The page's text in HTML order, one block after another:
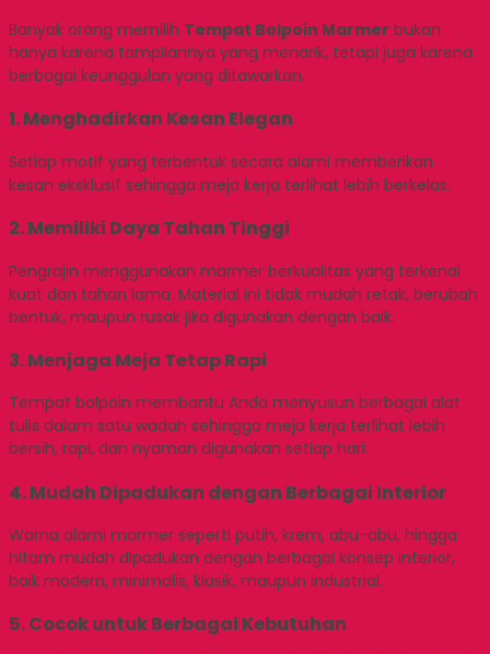
Banyak orang memilih Tempat Bolpoin Marmer bukan
hanya karena tampilannya yang menarik, tetapi juga karena
berbagai keunggulan yang ditawarkan.
1. Menghadirkan Kesan Elegan
Setiap motif yang terbentuk secara alami memberikan
kesan eksklusif sehingga meja kerja terlihat lebih berkelas.
2. Memiliki Daya Tahan Tinggi
Pengrajin menggunakan marmer berkualitas yang terkenal
kuat dan tahan lama. Material ini tidak mudah retak, berubah
bentuk, maupun rusak jika digunakan dengan baik.
3. Menjaga Meja Tetap Rapi
Tempat bolpoin membantu Anda menyusun berbagai alat
tulis dalam satu wadah sehingga meja kerja terlihat lebih
bersih, rapi, dan nyaman digunakan setiap hari.
4. Mudah Dipadukan dengan Berbagai Interior
Warna alami marmer seperti putih, krem, abu-abu, hingga
hitam mudah dipadukan dengan berbagai konsep interior,
baik modern, minimalis, klasik, maupun industrial.
5. Cocok untuk Berbagai Kebutuhan